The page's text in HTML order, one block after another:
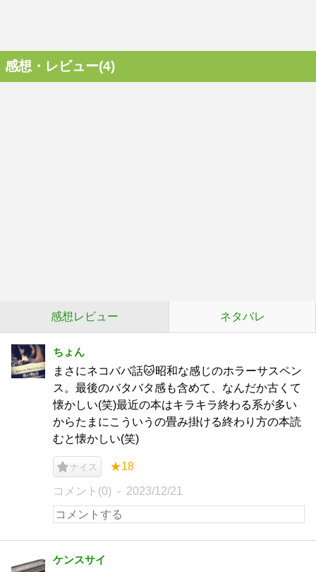
感想・レビュー(4)
感想レビュー ネタバレ
ちょん
まさにネコババ話🐱昭和な感じのホラーサスペン
ス。最後のバタバタ感も含めて、なんだか古くて
懐かしい(笑)最近の本はキラキラ終わる系が多い
からたまにこういうの畳み掛ける終わり方の本読
むと懐かしい(笑)
ナイス ★18
コメント(0) 2023/12/21
ケンスサイ